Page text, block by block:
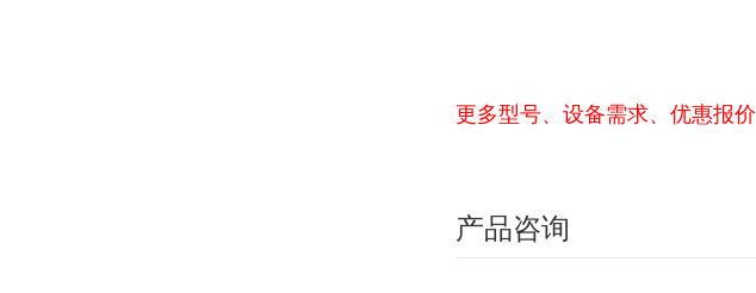
更多型号、设备需求、优惠报价
产品咨询